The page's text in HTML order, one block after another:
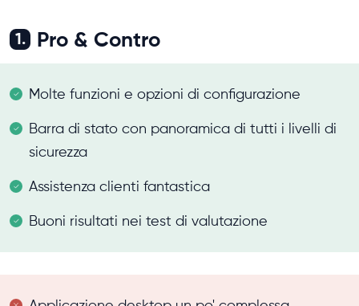
1. Pro & Contro
Molte funzioni e opzioni di configurazione
Barra di stato con panoramica di tutti i livelli di
sicurezza
Assistenza clienti fantastica
Buoni risultati nei test di valutazione